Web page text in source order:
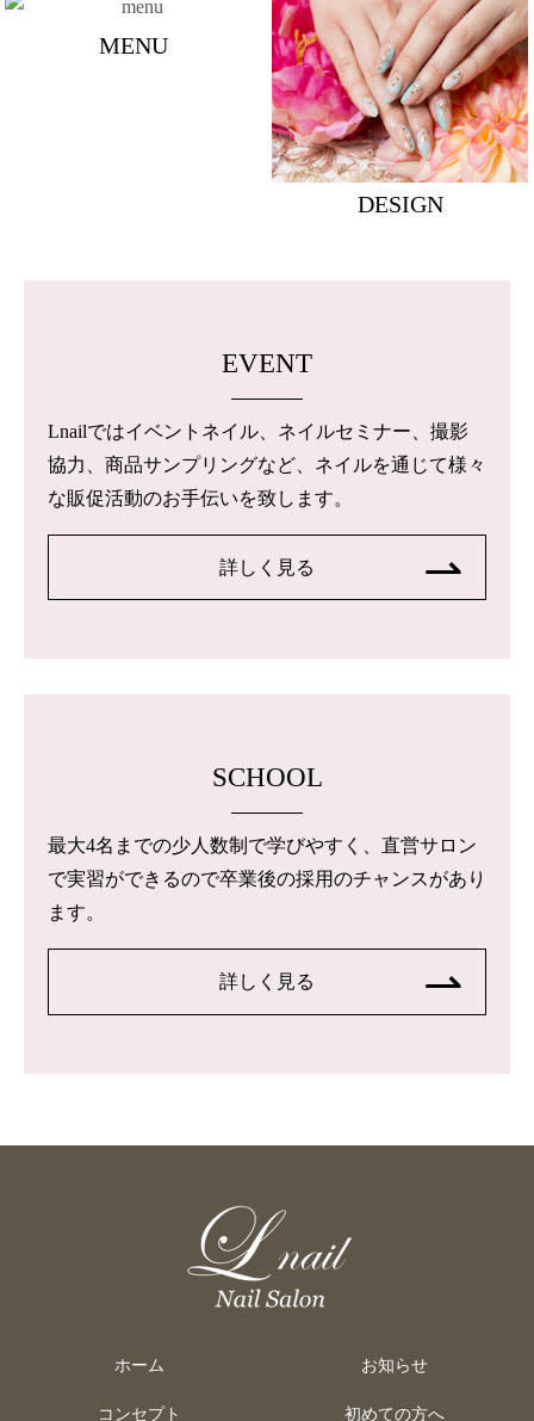
MENU
DESIGN
EVENT
Lnailではイベントネイル、ネイルセミナー、撮影
協力、商品サンプリングなど、ネイルを通じて様々
な販促活動のお手伝いを致します。
詳しく見る
SCHOOL
最大4名までの少人数制で学びやすく、直営サロン
で実習ができるので卒業後の採用のチャンスがあり
ます。
詳しく見る
ホーム
コンセプト
お知らせ
初めての方へ